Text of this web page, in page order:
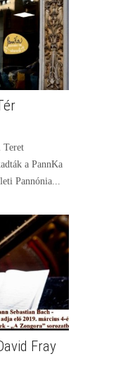
Teret
a PannKa
Pannónia...
Fray